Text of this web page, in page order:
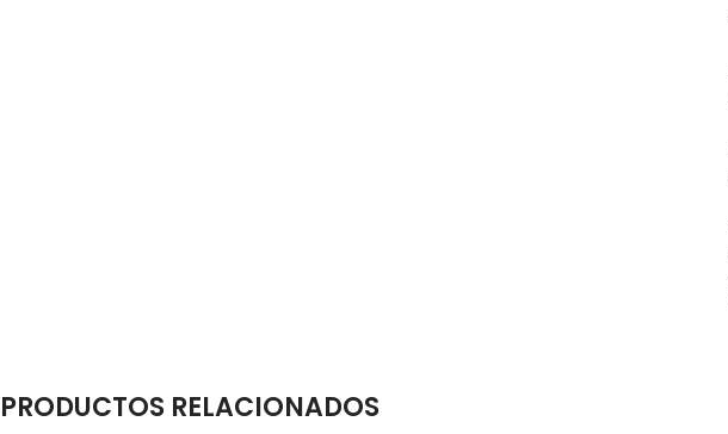
PRODUCTOS RELACIONADOS